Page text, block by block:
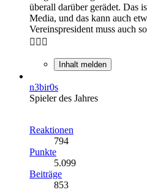
überall darüber gerädet. Das
Media, und das kann auch
Vereinspresident muss auch
🤷🏿‍♂️
Inhalt melden
n3bir0s
Spieler des Jahres
Reaktionen
794
Punkte
5.099
Beiträge
853